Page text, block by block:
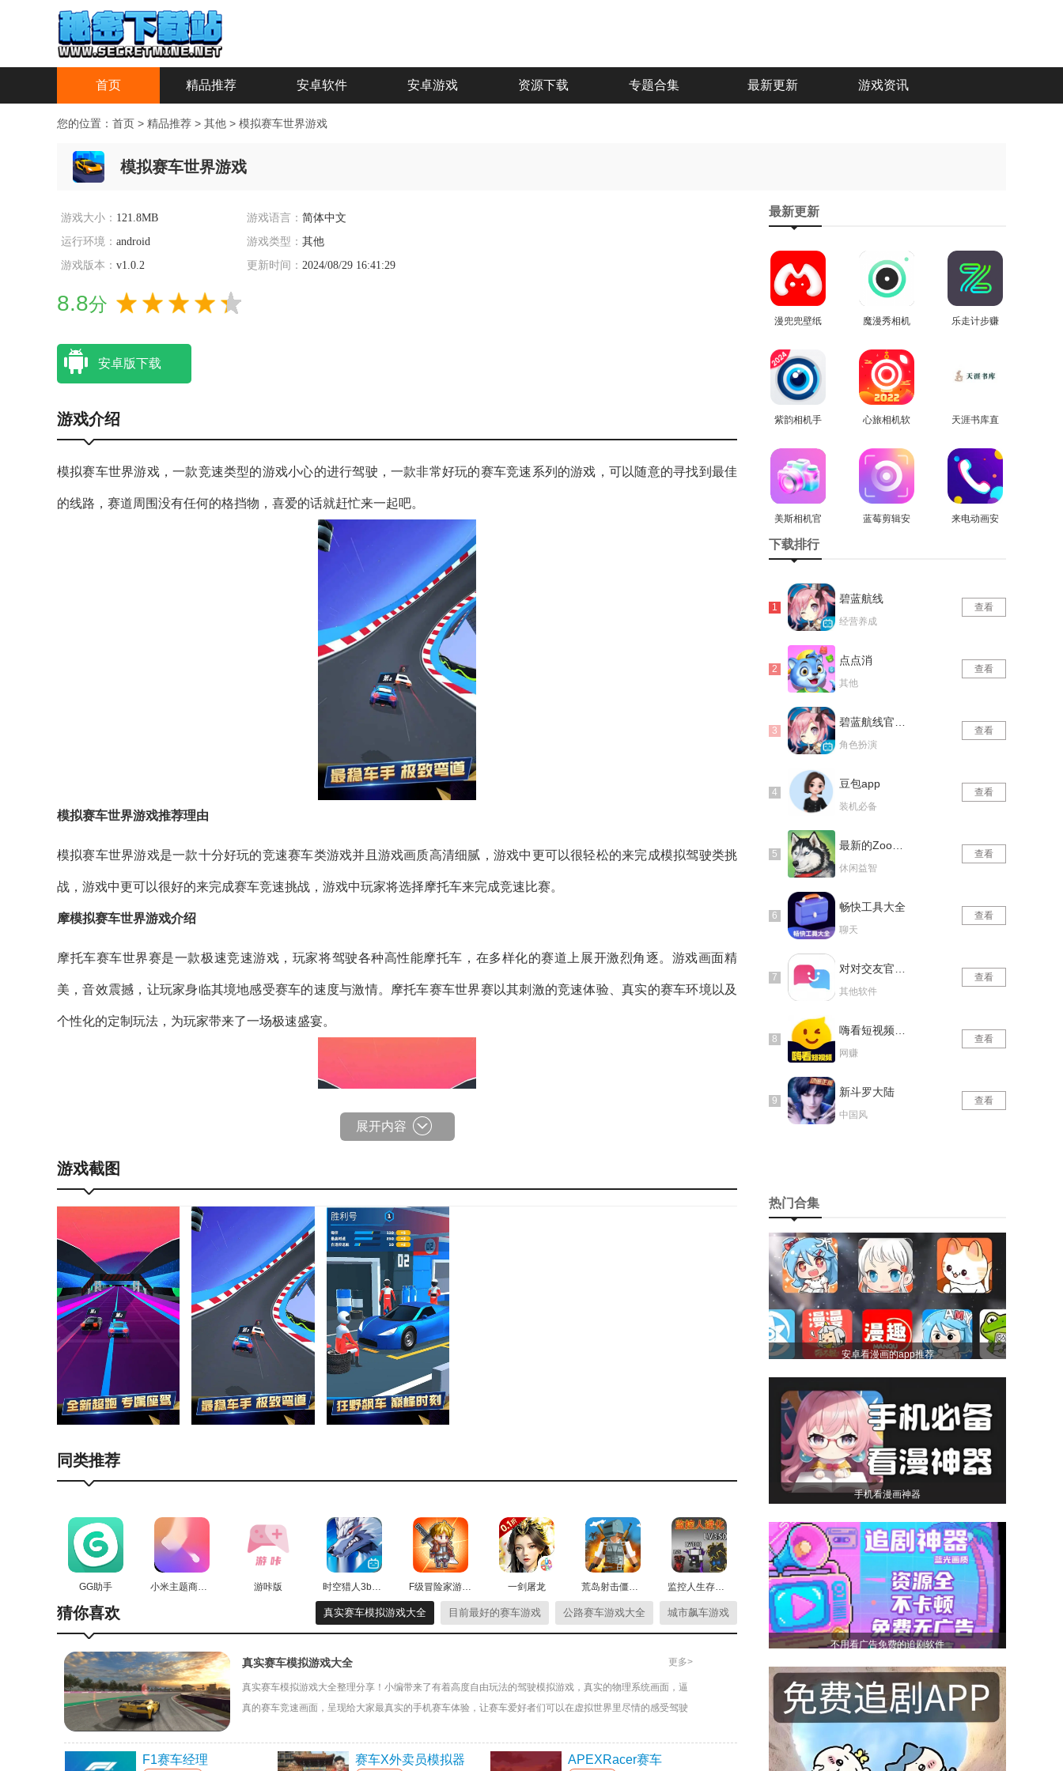
首页 精品推荐 安卓软件 安卓游戏 资源下载 专题合集 最新更新 游戏资讯
您的位置： 首页 > 精品推荐 > 其他 > 模拟赛车世界游戏
模拟赛车世界游戏
游戏大小： 121.8MB 游戏语言： 简体中文
运行环境： android 游戏类型： 其他
游戏版本： v1.0.2 更新时间： 2024/08/29 16:41:29
8.8分
安卓版下载
游戏介绍
模拟赛车世界游戏，一款竞速类型的游戏小心的进行驾驶，一款非常好玩的赛车竞速系列的游戏，可以随意的寻找到最佳
的线路，赛道周围没有任何的格挡物，喜爱的话就赶忙来一起吧。
模拟赛车世界游戏推荐理由
模拟赛车世界游戏是一款十分好玩的竞速赛车类游戏并且游戏画质高清细腻，游戏中更可以很轻松的来完成模拟驾驶类挑
战，游戏中更可以很好的来完成赛车竞速挑战，游戏中玩家将选择摩托车来完成竞速比赛。
摩模拟赛车世界游戏介绍
摩托车赛车世界赛是一款极速竞速游戏，玩家将驾驶各种高性能摩托车，在多样化的赛道上展开激烈角逐。游戏画面精
美，音效震撼，让玩家身临其境地感受赛车的速度与激情。摩托车赛车世界赛以其刺激的竞速体验、真实的赛车环境以及
个性化的定制玩法，为玩家带来了一场极速盛宴。
模拟赛车世界游戏亮点
游戏中提供了大量的摩托供你自由选择，包括不同品牌、型号、性能等，可以满足不同玩家的需求。
该游戏支持多人在线对战，让玩家可与其他玩家进行线上对决，感受和其他玩家们同台竞技的感觉。
模拟赛车世界游戏优势
拥有两种不同的游戏模式，自由选择，体验不一样的飙车快感。
10车炫酷摩托车，赢得比赛领取奖金，可以购买你喜欢的摩托车。
模拟赛车世界游戏特色
点击虚拟方向盘和加速键，游戏赛道有很多障碍物，尽量用自己的操作避开它们。
摩托车赛车世界赛游戏的画面真实，3D建模素材，第一人称视角，极具沉浸感。
两种不同的游戏模式，画面精美，DIY你的摩托车，自由切换颜色，非常刺激爽快。
展开内容
游戏截图
同类推荐
GG助手 小米主题商店国际版 游咔版 时空猎人3b站版 F级冒险家游戏最新版 一剑屠龙 荒岛射击僵尸游戏最新版 监控人生存模拟最新版
猜你喜欢 真实赛车模拟游戏大全 目前最好的赛车游戏 公路赛车游戏大全 城市飙车游戏
真实赛车模拟游戏大全 更多>
真实赛车模拟游戏大全整理分享！小编带来了有着高度自由玩法的驾驶模拟游戏，真实的物理系统画面，逼
真的赛车竞速画面，呈现给大家最真实的手机赛车体验，让赛车爱好者们可以在虚拟世界里尽情的感受驾驶
F1赛车经理 赛车X外卖员模拟器 APEXRacer赛车
最新更新
漫兜兜壁纸
魔漫秀相机
乐走计步赚
紫韵相机手
心旅相机软
版
天涯书库直
美斯相机官
方正版
查看
蓝莓剪辑安
来电动画安
下载排行
碧蓝航线
经营养成
查看
点点消
其他
查看
角色扮演
查看
豆包app
装机必备
查看
休闲益智
查看
畅快工具大全
聊天
查看
其他软件
查看
网赚
查看
新斗罗大陆
中国风
查看
热门合集
安卓看漫画的app推荐
手机看漫画神器
不用看广告免费的追剧软件